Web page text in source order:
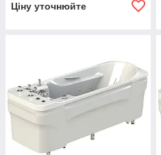
Ціну уточнюйте